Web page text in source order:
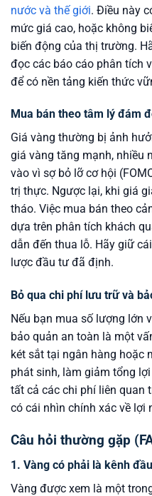
nước và thế giới. Điều này
mức giá cao, hoặc không
biến động của thị trường.
đọc các báo cáo phân tích
để có nền tảng kiến thức
Mua bán theo tâm lý đám
Giá vàng thường bị ảnh
giá vàng tăng mạnh, nhiều
vào vì sợ bỏ lỡ cơ hội
trị thực. Ngược lại, khi giá
tháo. Việc mua bán theo
dựa trên phân tích khách
dẫn đến thua lỗ. Hãy giữ
lược đầu tư đã định.
Bỏ qua chi phí lưu trữ và
Nếu bạn mua số lượng lớn
bảo quản an toàn là một
két sắt tại ngân hàng hoặc
phát sinh, làm giảm tổng
tất cả các chi phí liên quan
có cái nhìn chính xác về lợi
Câu hỏi thường gặp
1. Vàng có phải là kênh
Vàng được xem là một